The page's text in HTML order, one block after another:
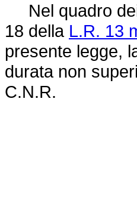
Nel quadro dei
18 della L.R. 13
presente legge,
durata non
C.N.R.